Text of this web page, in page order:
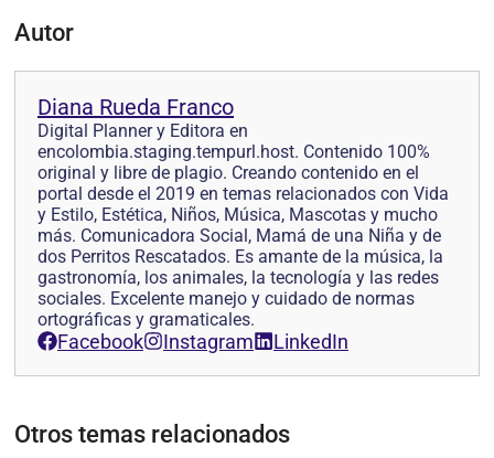
Autor
Diana Rueda Franco
Digital Planner y Editora en
encolombia.staging.tempurl.host. Contenido 100%
original y libre de plagio. Creando contenido en el
portal desde el 2019 en temas relacionados con Vida
y Estilo, Estética, Niños, Música, Mascotas y mucho
más. Comunicadora Social, Mamá de una Niña y de
dos Perritos Rescatados. Es amante de la música, la
gastronomía, los animales, la tecnología y las redes
sociales. Excelente manejo y cuidado de normas
ortográficas y gramaticales.
Facebook Instagram LinkedIn
Otros temas relacionados